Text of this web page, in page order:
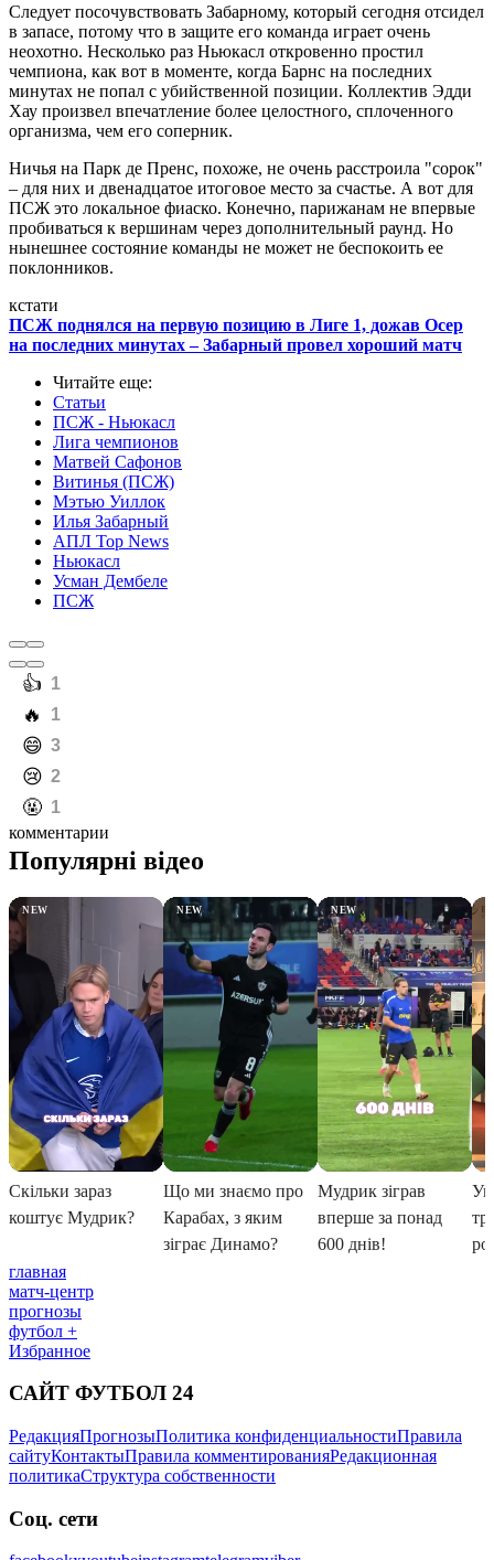
Следует посочувствовать Забарному, который сегодня отсидел
в запасе, потому что в защите его команда играет очень
неохотно. Несколько раз Ньюкасл откровенно простил
чемпиона, как вот в моменте, когда Барнс на последних
минутах не попал с убийственной позиции. Коллектив Эдди
Хау произвел впечатление более целостного, сплоченного
организма, чем его соперник.
Ничья на Парк де Пренс, похоже, не очень расстроила "сорок"
– для них и двенадцатое итоговое место за счастье. А вот для
ПСЖ это локальное фиаско. Конечно, парижанам не впервые
пробиваться к вершинам через дополнительный раунд. Но
нынешнее состояние команды не может не беспокоить ее
поклонников.
кстати
ПСЖ поднялся на первую позицию в Лиге 1, дожав Осер
на последних минутах – Забарный провел хороший матч
Читайте еще:
Статьи
ПСЖ - Ньюкасл
Лига чемпионов
Матвей Сафонов
Витинья (ПСЖ)
Мэтью Уиллок
Илья Забарный
АПЛ Top News
Ньюкасл
Усман Дембеле
ПСЖ
️👍 1
️🔥 1
️😄 3
️😢 2
️🤬 1
комментарии
главная
матч-центр
прогнозы
футбол +
Избранное
САЙТ ФУТБОЛ 24
РедакцияПрогнозыПолитика конфиденциальностиПравила
сайтуКонтактыПравила комментированияРедакционная
политикаСтруктура собственности
Соц. сети